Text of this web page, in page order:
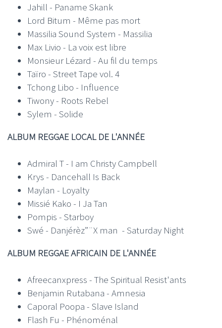
Jahill - Paname Skank
Lord Bitum - Même pas mort
Massilia Sound System - Massilia
Max Livio - La voix est libre
Monsieur Lézard - Au fil du temps
Taïro - Street Tape vol. 4
Tchong Libo - Influence
Tiwony - Roots Rebel
Sylem - Solide
ALBUM REGGAE LOCAL DE L'ANNÉE
Admiral T - I am Christy Campbell
Krys - Dancehall Is Back
Maylan - Loyalty
Missié Kako - I Ja Tan
Pompis - Starboy
Swé - Danjérèz”¨X man - Saturday Night
ALBUM REGGAE AFRICAIN DE L'ANNÉE
Afreecanxpress - The Spiritual Resist'ants
Benjamin Rutabana - Amnesia
Caporal Poopa - Slave Island
Flash Fu - Phénoménal